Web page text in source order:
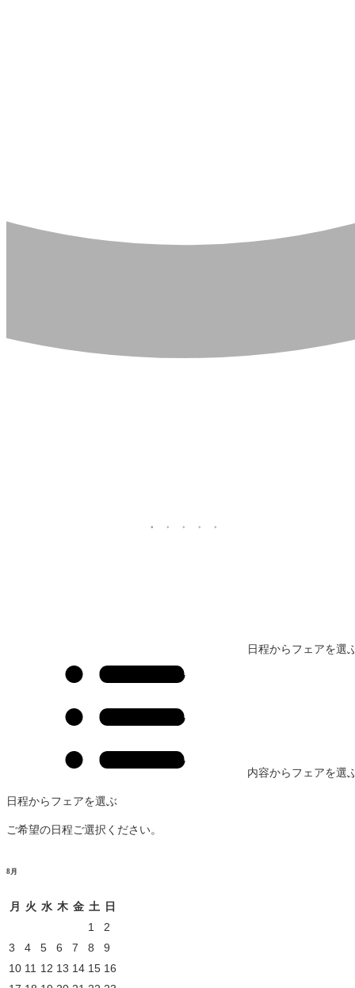
日程からフェアを選
内容からフェアを選
日程からフェアを選ぶ
ご希望の日程ご選択ください。
8月
月 火 水 木 金 土 日
1
2
3
4 5 6 7 8
9
10 11 12 13 14 15 16